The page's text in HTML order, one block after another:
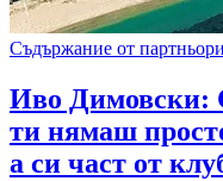
Съдържание от партньори
Иво Димовски:
ти нямаш
а си част от